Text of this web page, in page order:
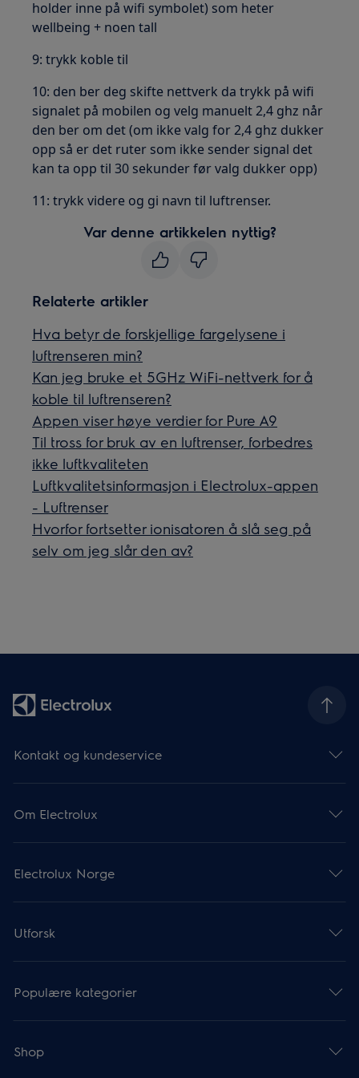
holder inne på wifi symbolet) som heter
wellbeing + noen tall
9: trykk koble til
10: den ber deg skifte nettverk da trykk på wifi
signalet på mobilen og velg manuelt 2,4 ghz når
den ber om det (om ikke valg for 2,4 ghz dukker
opp så er det ruter som ikke sender signal det
kan ta opp til 30 sekunder før valg dukker opp)
11: trykk videre og gi navn til luftrenser.
Var denne artikkelen nyttig?
Relaterte artikler
Hva betyr de forskjellige fargelysene i
luftrenseren min?
Kan jeg bruke et 5GHz WiFi-nettverk for å
koble til luftrenseren?
Appen viser høye verdier for Pure A9
Til tross for bruk av en luftrenser, forbedres
ikke luftkvaliteten
Luftkvalitetsinformasjon i Electrolux-appen
- Luftrenser
Hvorfor fortsetter ionisatoren å slå seg på
selv om jeg slår den av?
Kontakt og kundeservice
Om Electrolux
Electrolux Norge
Utforsk
Populære kategorier
Shop